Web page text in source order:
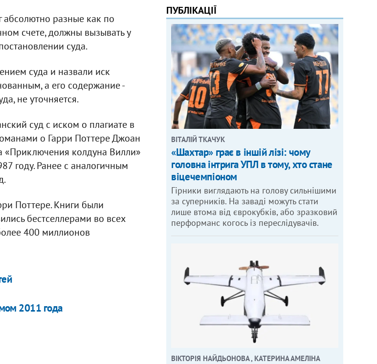
разные как по
счете, должны вызывать у
суда.
суда и назвали иск
а его содержание -
не уточняется.
суд с иском о плагиате в
о Гарри Поттере Джоан
«Приключения колдуна Вилли»
году. Ранее с аналогичным
Поттере. Книги были
бестселлерами во всех
400 миллионов
2011 года
ПУБЛІКАЦІЇ
ВІТАЛІЙ ТКАЧУК
«Шахтар» грає в іншій лізі: чому
головна інтрига УПЛ в тому, хто стане
віцечемпіоном
Гірники виглядають на голову сильнішими
за суперників. На заваді можуть стати
лише втома від єврокубків, або зразковий
перформанс когось із переслідувачів.
ВІКТОРІЯ НАЙДЬОНОВА , КАТЕРИНА АМЕЛІНА